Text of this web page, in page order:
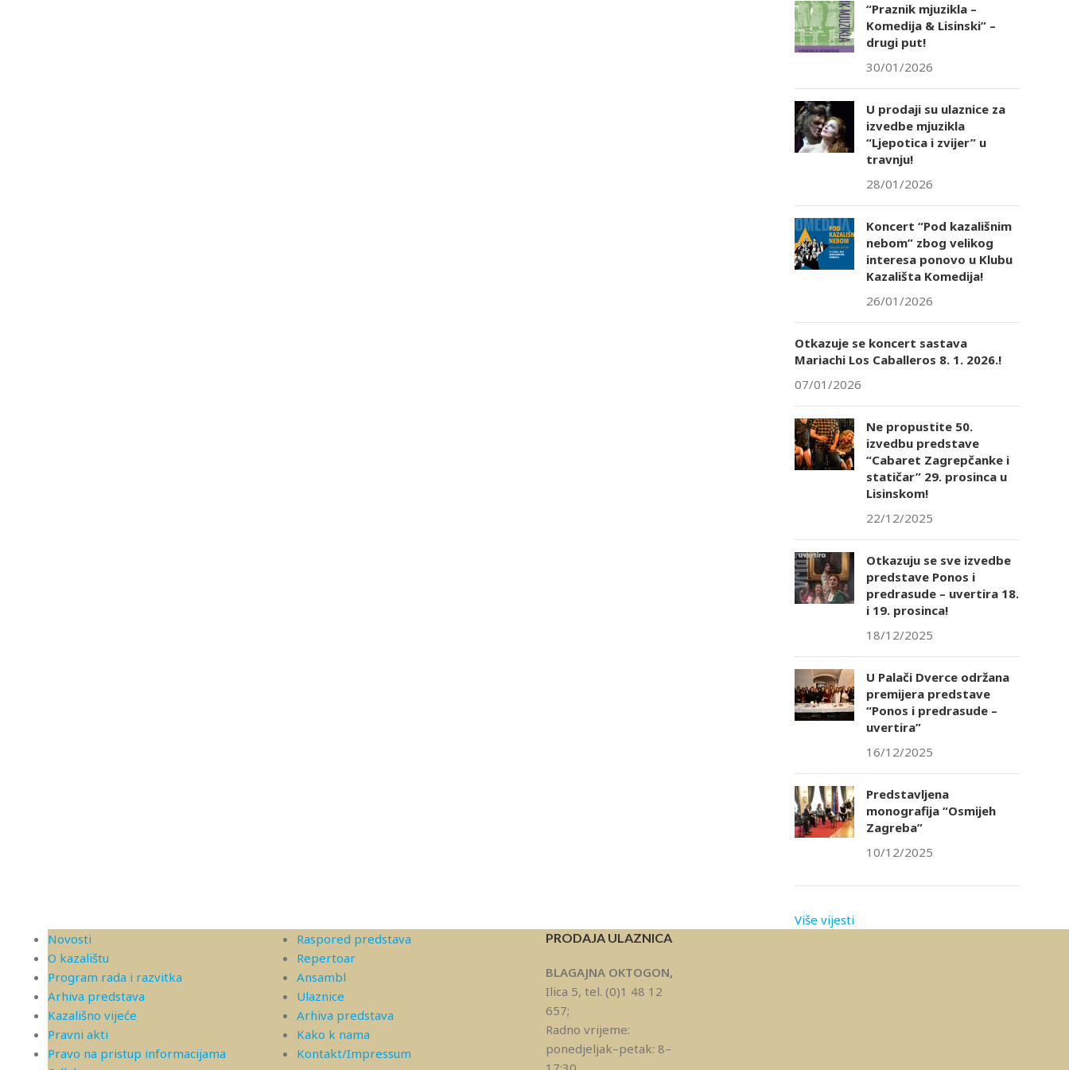
“Praznik mjuzikla –
Komedija & Lisinski” –
drugi put!
30/01/2026
U prodaji su ulaznice za
izvedbe mjuzikla
“Ljepotica i zvijer” u
travnju!
28/01/2026
Koncert “Pod kazališnim
nebom” zbog velikog
interesa ponovo u Klubu
Kazališta Komedija!
26/01/2026
Otkazuje se koncert sastava
Mariachi Los Caballeros 8. 1. 2026.!
07/01/2026
Ne propustite 50.
izvedbu predstave
“Cabaret Zagrepčanke i
statičar” 29. prosinca u
Lisinskom!
22/12/2025
Otkazuju se sve izvedbe
predstave Ponos i
predrasude – uvertira 18.
i 19. prosinca!
18/12/2025
U Palači Dverce održana
premijera predstave
“Ponos i predrasude –
uvertira”
16/12/2025
Predstavljena
monografija “Osmijeh
Zagreba”
10/12/2025
Više vijesti
Novosti
O kazalištu
Program rada i razvitka
Arhiva predstava
Kazališno vijeće
Pravni akti
Pravo na pristup informacijama
Raspored predstava
Repertoar
Ansambl
Ulaznice
Arhiva predstava
Kako k nama
Kontakt/Impressum
PRODAJA ULAZNICA
BLAGAJNA OKTOGON,
Ilica 5, tel. (0)1 48 12
657;
Radno vrijeme:
ponedjeljak–petak: 8–